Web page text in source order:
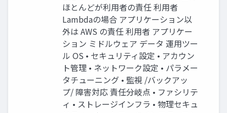
ほとんどが利用者の責任 利用者
Lambdaの場合 アプリケーション以
外は AWS の責任 利用者 アプリケー
ション ミドルウェア データ 運用ツー
ル OS • セキュリティ設定 • アカウン
ト管理 • ネットワーク設定 • パラメー
タチューニング • 監視 /バックアッ
プ/ 障害対応 責任分岐点 • ファシリテ
ィ • ストレージインフラ • 物理セキュ